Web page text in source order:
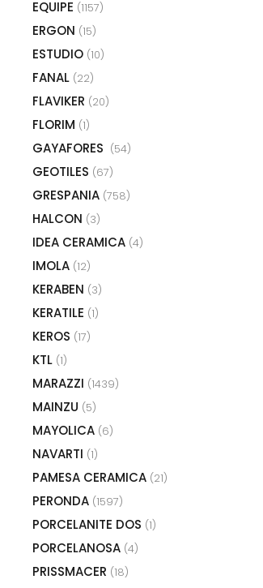
EQUIPE (1157)
ERGON (15)
ESTUDIO (10)
FANAL (22)
FLAVIKER (20)
FLORIM (1)
GAYAFORES (54)
GEOTILES (67)
GRESPANIA (758)
HALCON (3)
IDEA CERAMICA (4)
IMOLA (12)
KERABEN (3)
KERATILE (1)
KEROS (17)
KTL (1)
MARAZZI (1439)
MAINZU (5)
MAYOLICA (6)
NAVARTI (1)
PAMESA CERAMICA (21)
PERONDA (1597)
PORCELANITE DOS (1)
PORCELANOSA (4)
PRISSMACER (18)